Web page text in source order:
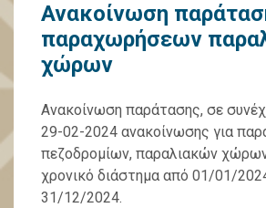
Ανακοίνωση
παραχωρήσεων
χώρων
Ανακοίνωση παράτασης, σε
29-02-2024 ανακοίνωσης για
πεζοδρομίων, παραλιακών
χρονικό διάστημα από 01/01/
31/12/2024.